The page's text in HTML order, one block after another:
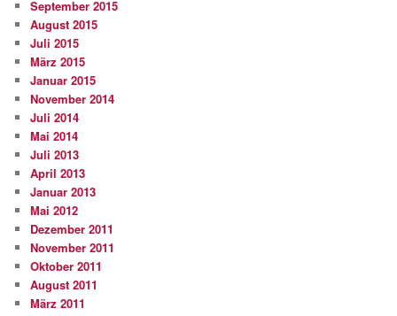
September 2015
August 2015
Juli 2015
März 2015
Januar 2015
November 2014
Juli 2014
Mai 2014
Juli 2013
April 2013
Januar 2013
Mai 2012
Dezember 2011
November 2011
Oktober 2011
August 2011
März 2011